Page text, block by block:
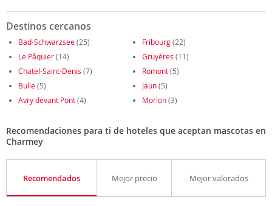
Destinos cercanos
Bad-Schwarzsee(25) Fribourg(22)
Le Pâquier(14) Gruyères (11)
Chatel-Saint-Denis (7) Romont(5)
Bulle(5) Jaun(5)
Avry devant Pont(4) Morlon(3)
Recomendaciones para ti de hoteles que aceptan mascotas en
Charmey
Recomendados Mejor precio Mejor valorados